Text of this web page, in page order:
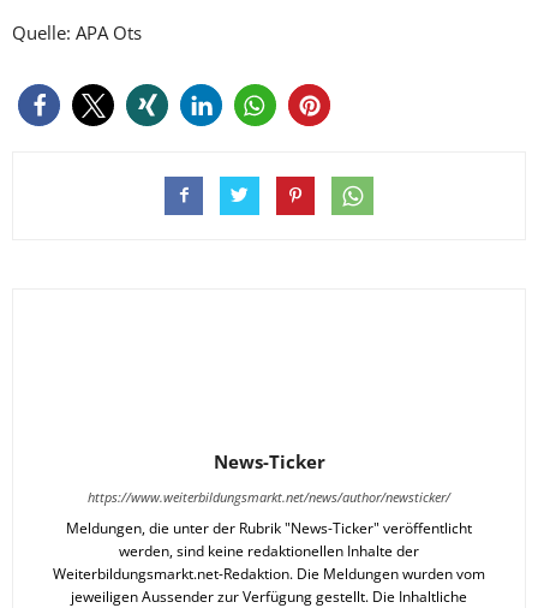
Quelle: APA Ots
News-Ticker
https://www.weiterbildungsmarkt.net/news/author/newsticker/
Meldungen, die unter der Rubrik "News-Ticker" veröffentlicht
werden, sind keine redaktionellen Inhalte der
Weiterbildungsmarkt.net-Redaktion. Die Meldungen wurden vom
jeweiligen Aussender zur Verfügung gestellt. Die Inhaltliche